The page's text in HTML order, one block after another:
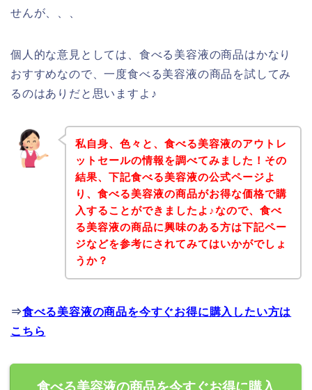
せんが、、、
個人的な意見としては、食べる美容液の商品はかなり
おすすめなので、一度食べる美容液の商品を試してみ
るのはありだと思いますよ♪
私自身、色々と、食べる美容液のアウトレ
ットセールの情報を調べてみました！その
結果、下記食べる美容液の公式ページよ
り、食べる美容液の商品がお得な価格で購
入することができましたよ♪なので、食べ
る美容液の商品に興味のある方は下記ペー
ジなどを参考にされてみてはいかがでしょ
うか？
⇒食べる美容液の商品を今すぐお得に購入したい方は
こちら
食べる美容液の商品を今すぐお得に購入